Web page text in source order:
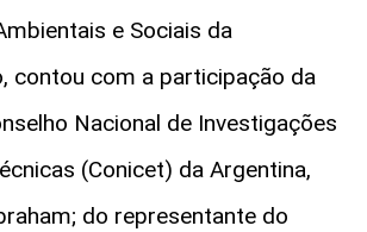
e Sociais da
contou com a participação da
Nacional de Investigações
(Conicet) da Argentina,
do representante do